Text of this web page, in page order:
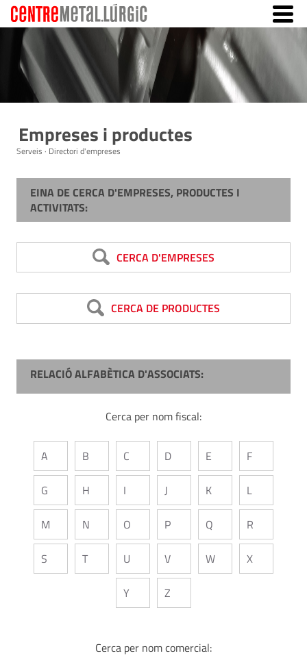
Empreses i productes
Serveis · Directori d'empreses
EINA DE CERCA D'EMPRESES, PRODUCTES I
ACTIVITATS:
CERCA D'EMPRESES
CERCA DE PRODUCTES
RELACIÓ ALFABÈTICA D'ASSOCIATS:
Cerca per nom fiscal:
A B C D E F
G H I J K L
M N O P Q R
S T U V W X
Y Z
Cerca per nom comercial: